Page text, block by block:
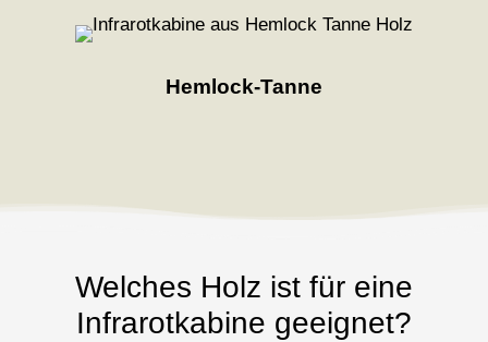
Hemlock-Tanne
Welches Holz ist für eine
Infrarotkabine geeignet?